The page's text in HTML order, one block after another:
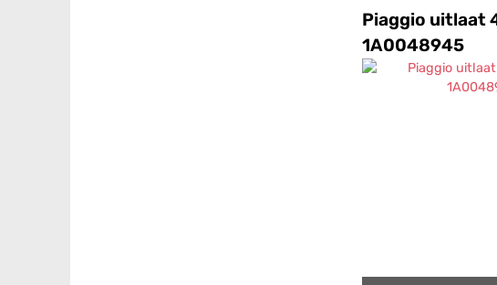
Piaggio uitlaat
1A0048945